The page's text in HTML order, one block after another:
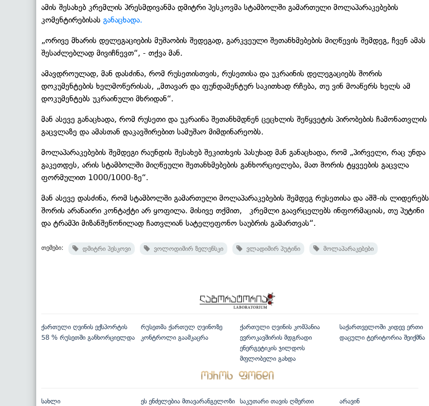
ამის შესახებ კრემლის პრესმდივანმა დმიტრი პესკოვმა სტამბოლში გამართული მოლაპარაკებების
კომენტირებისას განაცხადა.
„ორივე მხარის დელეგაციების მუშაობის შედეგად, გარკვეული შეთანხმებების მიღწევის შემდეგ, ჩვენ ამას
შესაძლებლად მივიჩნევთ“, - თქვა მან.
ამავდროულად, მან დასძინა, რომ რუსეთისთვის, რუსეთისა და უკრაინის დელეგაციებს შორის
დოკუმენტების ხელმოწერისას, „მთავარ და ფუნდამენტურ საკითხად რჩება, თუ ვინ მოაწერს ხელს ამ
დოკუმენტებს უკრაინული მხრიდან“.
მან ასევე განაცხადა, რომ რუსეთი და უკრაინა შეთანხმდნენ ცეცხლის შეწყვეტის პირობების ჩამონათვლის
გაცვლაზე და ამასთან დაკავშირებით სამუშაო მიმდინარეობს.
მოლაპარაკებების შემდეგი რაუნდის შესახებ შეკითხვის პასუხად მან განაცხადა, რომ „პირველი, რაც უნდა
გაკეთდეს, არის სტამბოლში მიღწეული შეთანხმებების განხორციელება, მათ შორის ტყვეების გაცვლა
ფორმულით 1000/1000-ზე“.
მან ასევე დასძინა, რომ სტამბოლში გამართული მოლაპარაკებების შემდეგ რუსეთისა და აშშ-ის ლიდერებს
შორის არანაირი კონტაქტი არ ყოფილა. მისივე თქმით, კრემლი გაავრცელებს ინფორმაციას, თუ პუტინი
და ტრამპი მიზანშეწონილად ჩათვლიან სატელეფონო საუბრის გამართვას“.
თემები: დმიტრი პესკოვი ვოლოდიმირ ზელენსკი ვლადიმირ პუტინი მოლაპარაკებები
ქართული ღვინის ექსპორტის
58 % რუსეთში განხორციელდა
რუსეთმა ქართულ ღვინოზე
კონტროლი გაამკაცრა
ქართული ღვინის კომპანია
ევროკავშირის მდგრადი
ენერგეტიკის ჯილდოს
მფლობელი გახდა
საქართველოში კიდევ ერთი
დაცული ტერიტორია შეიქმნა
სახლი ეს ენძელებია მთავარანგელოზი საკუთარი თავის ღმერთი არავინ